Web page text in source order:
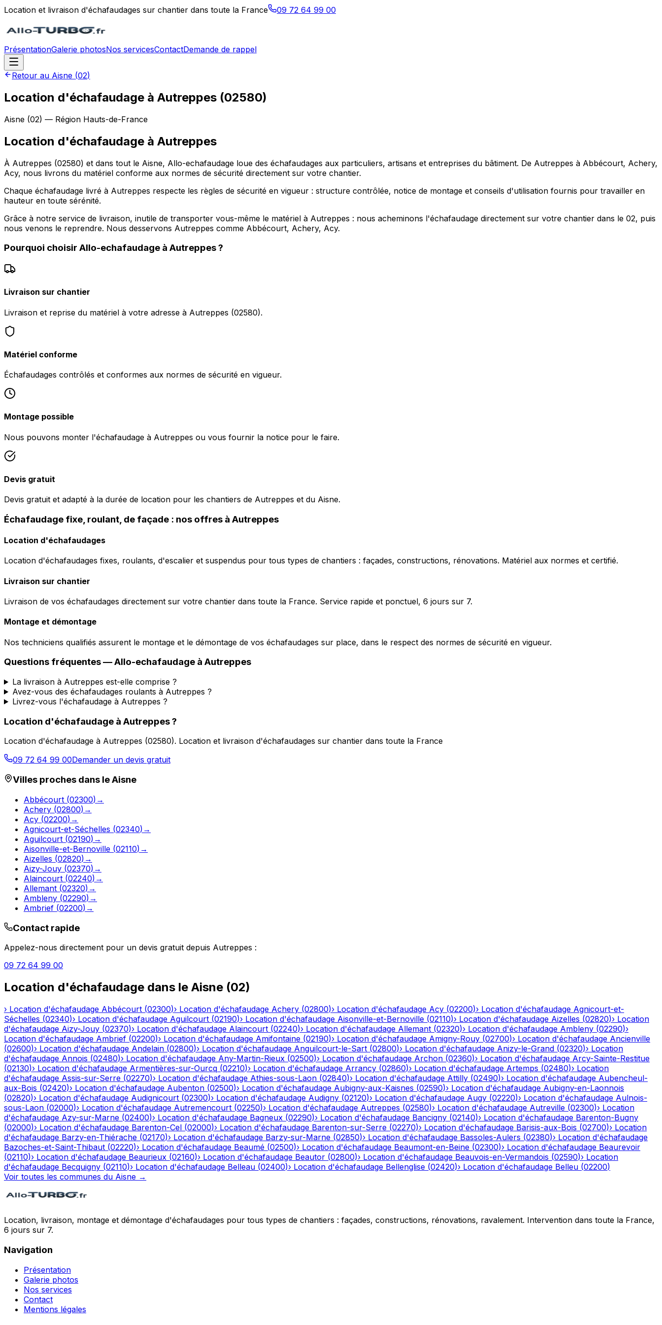
Location et livraison d'échafaudages sur chantier dans toute la France 09 72 64 99 00
PrésentationGalerie photosNos servicesContactDemande de rappel
Retour au Aisne (02)
Location d'échafaudage à Autreppes (02580)
Aisne (02) — Région Hauts-de-France
Location d'échafaudage à Autreppes
À Autreppes (02580) et dans tout le Aisne, Allo-echafaudage loue des échafaudages aux particuliers, artisans et entreprises du bâtiment. De Autreppes à Abbécourt, Achery,
Acy, nous livrons du matériel conforme aux normes de sécurité directement sur votre chantier.
Chaque échafaudage livré à Autreppes respecte les règles de sécurité en vigueur : structure contrôlée, notice de montage et conseils d'utilisation fournis pour travailler en
hauteur en toute sérénité.
Grâce à notre service de livraison, inutile de transporter vous-même le matériel à Autreppes : nous acheminons l'échafaudage directement sur votre chantier dans le 02, puis
nous venons le reprendre. Nous desservons Autreppes comme Abbécourt, Achery, Acy.
Pourquoi choisir Allo-echafaudage à Autreppes?
Livraison sur chantier
Livraison et reprise du matériel à votre adresse à Autreppes (02580).
Matériel conforme
Échafaudages contrôlés et conformes aux normes de sécurité en vigueur.
Montage possible
Nous pouvons monter l'échafaudage à Autreppes ou vous fournir la notice pour le faire.
Devis gratuit
Devis gratuit et adapté à la durée de location pour les chantiers de Autreppes et du Aisne.
Échafaudage fixe, roulant, de façade : nos offres à Autreppes
Location d'échafaudages
Location d'échafaudages fixes, roulants, d'escalier et suspendus pour tous types de chantiers : façades, constructions, rénovations. Matériel aux normes et certifié.
Livraison sur chantier
Livraison de vos échafaudages directement sur votre chantier dans toute la France. Service rapide et ponctuel, 6 jours sur 7.
Montage et démontage
Nos techniciens qualifiés assurent le montage et le démontage de vos échafaudages sur place, dans le respect des normes de sécurité en vigueur.
Questions fréquentes —Allo-echafaudage à Autreppes
La livraison à Autreppes est-elle comprise ?
Avez-vous des échafaudages roulants à Autreppes ?
Livrez-vous l'échafaudage à Autreppes ?
Location d'échafaudage à Autreppes?
Location d'échafaudage à Autreppes (02580). Location et livraison d'échafaudages sur chantier dans toute la France
09 72 64 99 00Demander un devis gratuit
Villes proches dans leAisne
Abbécourt (02300) →
Achery (02800) →
Acy (02200) →
Agnicourt-et-Séchelles (02340) →
Aguilcourt (02190) →
Aisonville-et-Bernoville (02110) →
Aizelles (02820) →
Aizy-Jouy (02370) →
Alaincourt (02240) →
Allemant (02320) →
Ambleny (02290) →
Ambrief (02200) →
Contact rapide
Appelez-nous directement pour un devis gratuit depuis Autreppes :
09 72 64 99 00
Location d'échafaudage dans le Aisne (02)
› Location d'échafaudage Abbécourt (02300)› Location d'échafaudage Achery (02800)› Location d'échafaudage Acy (02200)› Location d'échafaudage Agnicourt-et-
Séchelles (02340)› Location d'échafaudage Aguilcourt (02190)› Location d'échafaudage Aisonville-et-Bernoville (02110)› Location d'échafaudage Aizelles (02820)› Location
d'échafaudage Aizy-Jouy (02370)› Location d'échafaudage Alaincourt (02240)› Location d'échafaudage Allemant (02320)› Location d'échafaudage Ambleny (02290)›
Location d'échafaudage Ambrief (02200)› Location d'échafaudage Amifontaine (02190)› Location d'échafaudage Amigny-Rouy (02700)› Location d'échafaudage Ancienville
(02600)› Location d'échafaudage Andelain (02800)› Location d'échafaudage Anguilcourt-le-Sart (02800)› Location d'échafaudage Anizy-le-Grand (02320)› Location
d'échafaudage Annois (02480)› Location d'échafaudage Any-Martin-Rieux (02500)› Location d'échafaudage Archon (02360)› Location d'échafaudage Arcy-Sainte-Restitue
(02130)› Location d'échafaudage Armentières-sur-Ourcq (02210)› Location d'échafaudage Arrancy (02860)› Location d'échafaudage Artemps (02480)› Location
d'échafaudage Assis-sur-Serre (02270)› Location d'échafaudage Athies-sous-Laon (02840)› Location d'échafaudage Attilly (02490)› Location d'échafaudage Aubencheul-
aux-Bois (02420)› Location d'échafaudage Aubenton (02500)› Location d'échafaudage Aubigny-aux-Kaisnes (02590)› Location d'échafaudage Aubigny-en-Laonnois
(02820)› Location d'échafaudage Audignicourt (02300)› Location d'échafaudage Audigny (02120)› Location d'échafaudage Augy (02220)› Location d'échafaudage Aulnois-
sous-Laon (02000)› Location d'échafaudage Autremencourt (02250)› Location d'échafaudage Autreppes (02580)› Location d'échafaudage Autreville (02300)› Location
d'échafaudage Azy-sur-Marne (02400)› Location d'échafaudage Bagneux (02290)› Location d'échafaudage Bancigny (02140)› Location d'échafaudage Barenton-Bugny
(02000)› Location d'échafaudage Barenton-Cel (02000)› Location d'échafaudage Barenton-sur-Serre (02270)› Location d'échafaudage Barisis-aux-Bois (02700)› Location
d'échafaudage Barzy-en-Thiérache (02170)› Location d'échafaudage Barzy-sur-Marne (02850)› Location d'échafaudage Bassoles-Aulers (02380)› Location d'échafaudage
Bazoches-et-Saint-Thibaut (02220)› Location d'échafaudage Beaumé (02500)› Location d'échafaudage Beaumont-en-Beine (02300)› Location d'échafaudage Beaurevoir
(02110)› Location d'échafaudage Beaurieux (02160)› Location d'échafaudage Beautor (02800)› Location d'échafaudage Beauvois-en-Vermandois (02590)› Location
d'échafaudage Becquigny (02110)› Location d'échafaudage Belleau (02400)› Location d'échafaudage Bellenglise (02420)› Location d'échafaudage Belleu (02200)
Voir toutes les communes du Aisne →
Location, livraison, montage et démontage d'échafaudages pour tous types de chantiers : façades, constructions, rénovations, ravalement. Intervention dans toute la France,
6 jours sur 7.
Navigation
Présentation
Galerie photos
Nos services
Contact
Mentions légales